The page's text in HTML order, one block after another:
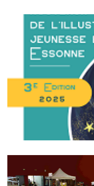
3
au salon, à